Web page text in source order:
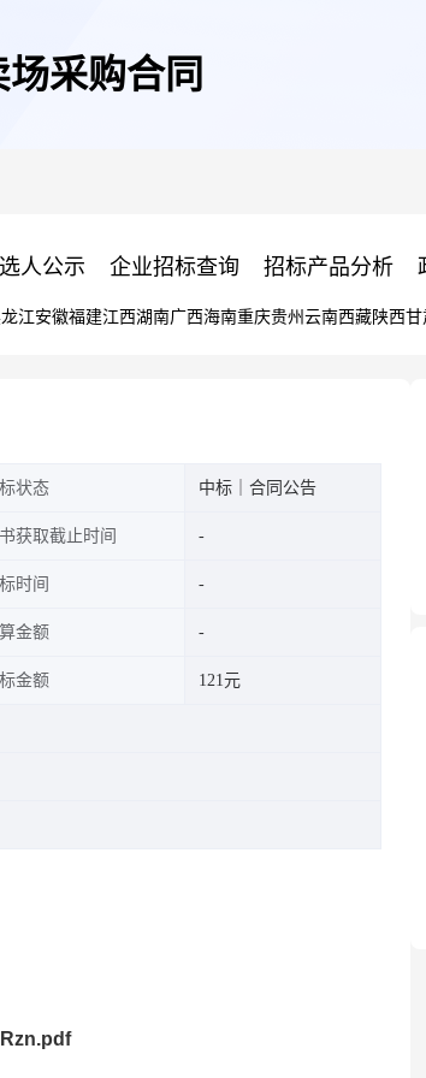
场采购合同
人公示 企业招标查询 招标产品分析
江安徽福建江西湖南广西海南重庆贵州 云南西藏陕西甘
状态 中标｜合同公告
获取截止时间
时间
金额
金额 121元